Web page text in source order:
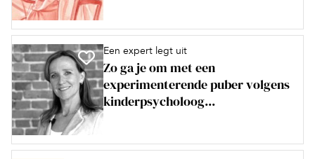
Een expert legt uit
Zo ga je om met een
experimenterende puber volgens
kinderpsycholoog...